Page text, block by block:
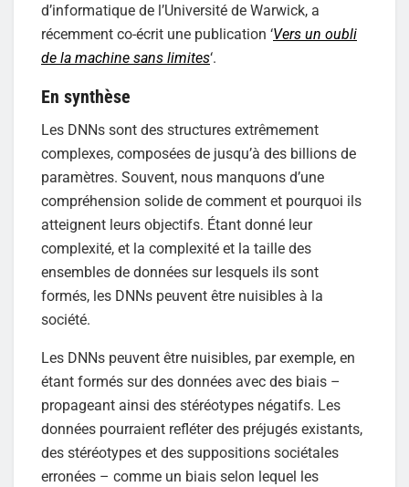
d’informatique de l’Université de Warwick, a
récemment co-écrit une publication ‘Vers un oubli
de la machine sans limites‘.
En synthèse
Les DNNs sont des structures extrêmement
complexes, composées de jusqu’à des billions de
paramètres. Souvent, nous manquons d’une
compréhension solide de comment et pourquoi ils
atteignent leurs objectifs. Étant donné leur
complexité, et la complexité et la taille des
ensembles de données sur lesquels ils sont
formés, les DNNs peuvent être nuisibles à la
société.
Les DNNs peuvent être nuisibles, par exemple, en
étant formés sur des données avec des biais –
propageant ainsi des stéréotypes négatifs. Les
données pourraient refléter des préjugés existants,
des stéréotypes et des suppositions sociétales
erronées – comme un biais selon lequel les